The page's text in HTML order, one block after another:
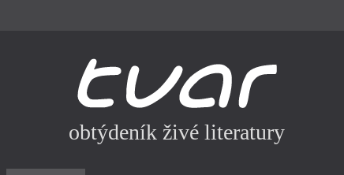
obtýdeník živé literatury